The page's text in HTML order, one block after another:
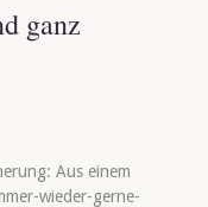
ganz
Aus einem
wieder-gerne-